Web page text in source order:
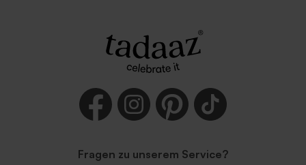
Fragen zu unserem Service?